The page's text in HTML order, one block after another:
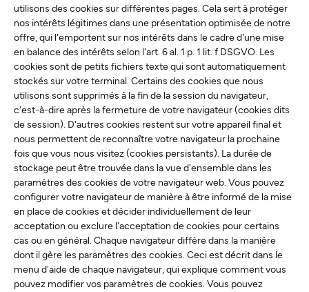
utilisons des cookies sur différentes pages. Cela sert à protéger
nos intérêts légitimes dans une présentation optimisée de notre
offre, qui l'emportent sur nos intérêts dans le cadre d'une mise
en balance des intérêts selon l'art. 6 al. 1 p. 1 lit. f DSGVO. Les
cookies sont de petits fichiers texte qui sont automatiquement
stockés sur votre terminal. Certains des cookies que nous
utilisons sont supprimés à la fin de la session du navigateur,
c'est-à-dire après la fermeture de votre navigateur (cookies dits
de session). D'autres cookies restent sur votre appareil final et
nous permettent de reconnaître votre navigateur la prochaine
fois que vous nous visitez (cookies persistants). La durée de
stockage peut être trouvée dans la vue d'ensemble dans les
paramètres des cookies de votre navigateur web. Vous pouvez
configurer votre navigateur de manière à être informé de la mise
en place de cookies et décider individuellement de leur
acceptation ou exclure l'acceptation de cookies pour certains
cas ou en général. Chaque navigateur diffère dans la manière
dont il gère les paramètres des cookies. Ceci est décrit dans le
menu d'aide de chaque navigateur, qui explique comment vous
pouvez modifier vos paramètres de cookies. Vous pouvez